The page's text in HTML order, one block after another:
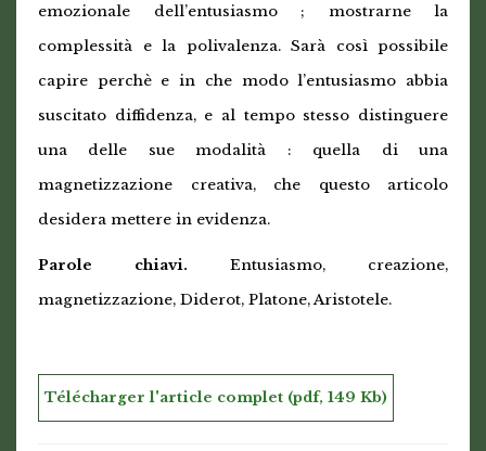
emozionale dell’entusiasmo ; mostrarne la
complessità e la polivalenza. Sarà così possibile
capire perchè e in che modo l’entusiasmo abbia
suscitato diffidenza, e al tempo stesso distinguere
una delle sue modalità : quella di una
magnetizzazione creativa, che questo articolo
desidera mettere in evidenza.
Parole chiavi.
Entusiasmo, creazione,
magnetizzazione, Diderot, Platone, Aristotele.
Télécharger l'article complet (pdf, 149 Kb)